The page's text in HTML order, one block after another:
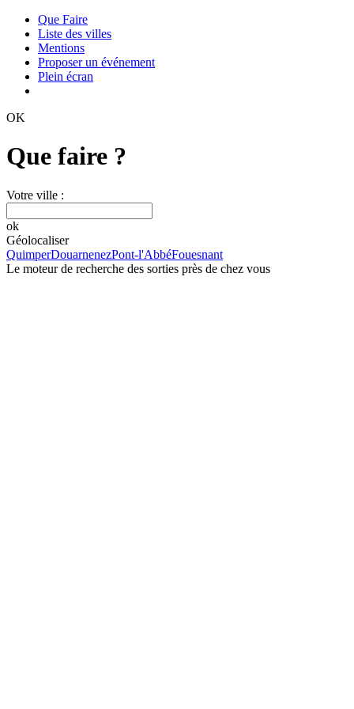
Que Faire
Liste des villes
Mentions
Proposer un événement
Plein écran
OK
Que faire ?
Votre ville :
ok
Géolocaliser
QuimperDouarnenezPont-l'AbbéFouesnant
Le moteur de recherche des sorties près de chez vous